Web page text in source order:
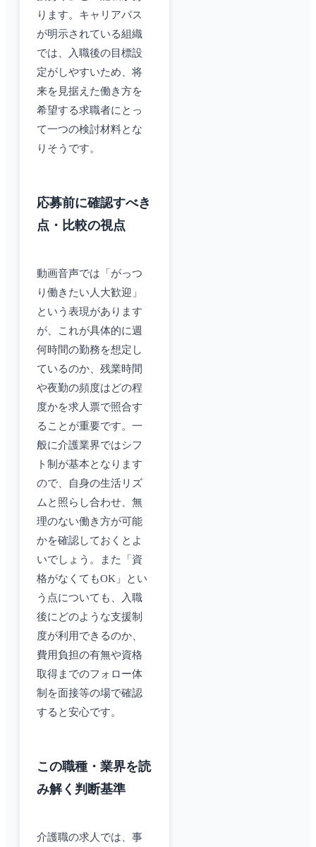
ります。キャリアパス
が明示されている組織
では、入職後の目標設
定がしやすいため、将
来を見据えた働き方を
希望する求職者にとっ
て一つの検討材料とな
りそうです。
応募前に確認すべき
点・比較の視点
動画音声では「がっつ
り働きたい人大歓迎」
という表現があります
が、これが具体的に週
何時間の勤務を想定し
ているのか、残業時間
や夜勤の頻度はどの程
度かを求人票で照合す
ることが重要です。一
般に介護業界ではシフ
ト制が基本となります
ので、自身の生活リズ
ムと照らし合わせ、無
理のない働き方が可能
かを確認しておくとよ
いでしょう。また「資
格がなくてもOK」とい
う点についても、入職
後にどのような支援制
度が利用できるのか、
費用負担の有無や資格
取得までのフォロー体
制を面接等の場で確認
すると安心です。
この職種・業界を読
み解く判断基準
介護職の求人では、事